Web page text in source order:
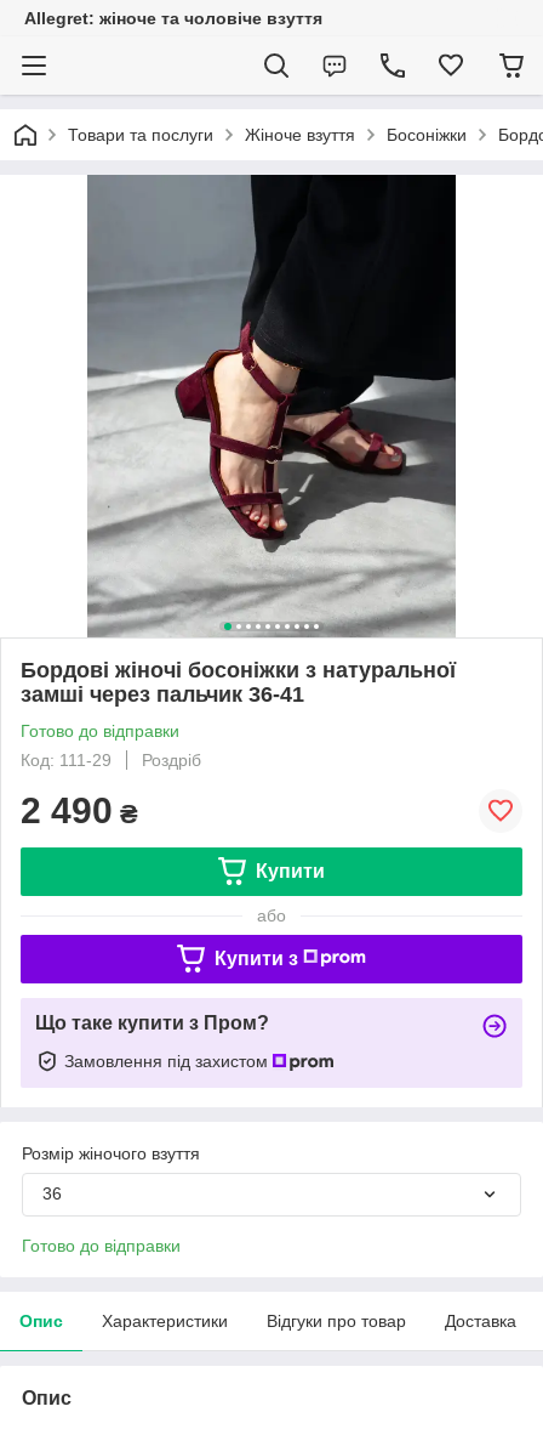
Allegret: жіноче та чоловіче взуття
Товари та послуги Жіноче взуття Босоніжки
Бордові жіночі босоніжки з натуральної
замші через пальчик 36-41
Готово до відправки
Код: 111-29
Роздріб
2 490 ₴
Купити
або
Купити з
Що таке купити з Пром?
Замовлення під захистом
Розмір жіночого взуття
36
Готово до відправки
Опис Характеристики Відгуки про товар Доставка
Опис